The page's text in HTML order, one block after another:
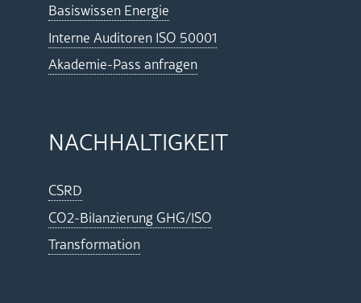
Ba­sis­wis­sen En­er­gie
In­ter­ne Au­di­to­ren ISO 50001
Aka­de­mie-Pass an­fra­gen
NACH­HAL­TIG­KEIT
CSRD
CO2-Bi­lan­zie­rung GHG/ISO
Trans­for­ma­ti­on